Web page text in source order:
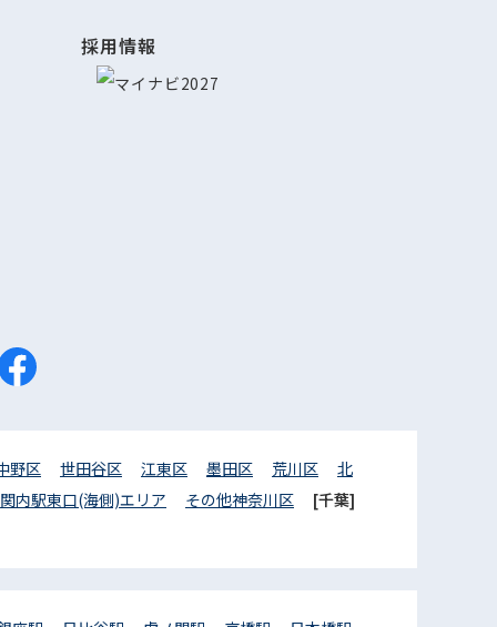
採用情報
野区 世田谷区 江東区 墨田区 荒川区
北
関内駅東口(海側)エリア その他神奈川区
[千葉]